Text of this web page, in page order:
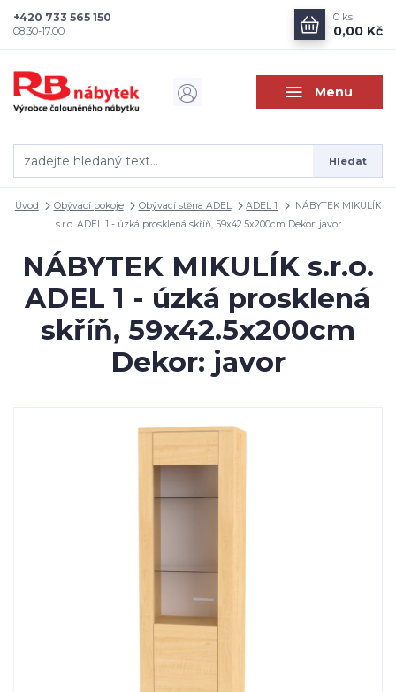
Menu
Hledat
+420 733 565 150
08.30-17.00
0 ks
0,00 Kč
Úvod Obývací pokoje Obývací stěna ADEL ADEL 1
NÁBYTEK MIKULÍK
s.r.o. ADEL 1 - úzká prosklená skříň, 59x42.5x200cm Dekor: javor
NÁBYTEK MIKULÍK s.r.o.
ADEL 1 - úzká prosklená
skříň, 59x42.5x200cm
Dekor: javor